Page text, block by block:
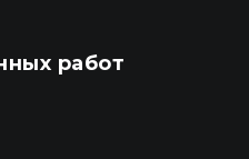
работ